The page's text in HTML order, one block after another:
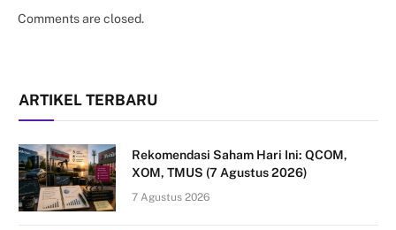
Comments are closed.
ARTIKEL TERBARU
Rekomendasi Saham Hari Ini: QCOM,
XOM, TMUS (7 Agustus 2026)
7 Agustus 2026